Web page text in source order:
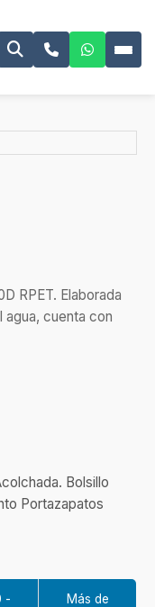
RPET. Elaborada
cuenta con
Bolsillo
Portazapatos
-
Más de